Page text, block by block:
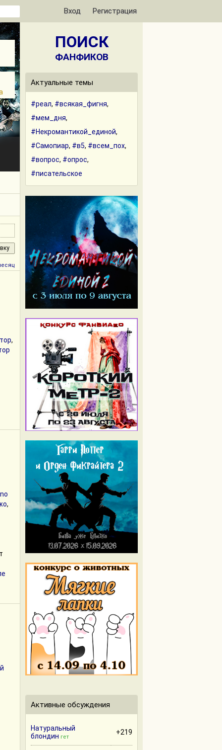
Вход Регистрация
,
,
ПОИСК
ФАНФИКОВ
Актуальные темы
#реал, #всякая_фигня,
#мем_дня,
#Некромантикой_единой,
#Самопиар, #в5, #всем_пох,
#вопрос, #опрос,
#писательское
Активные обсуждения
Натуральный
блондин гет
+219